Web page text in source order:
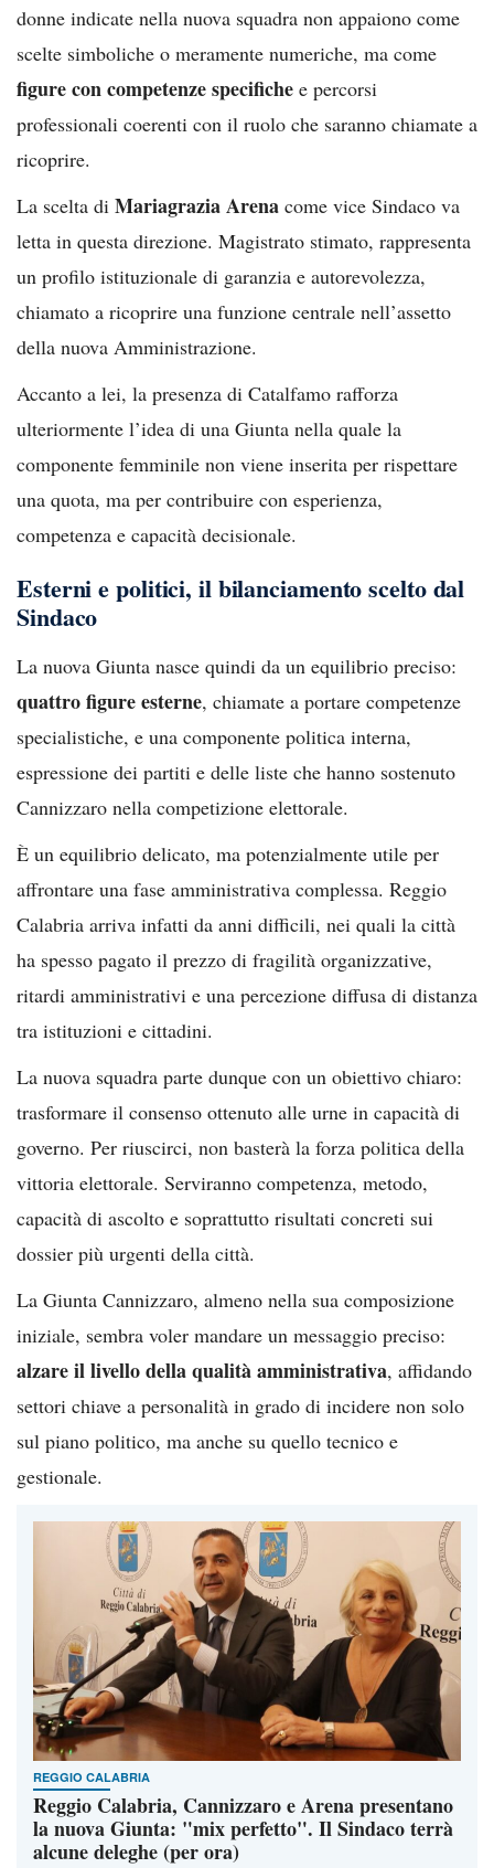
donne indicate nella nuova squadra non appaiono come
scelte simboliche o meramente numeriche, ma come
figure con competenze specifiche e percorsi
professionali coerenti con il ruolo che saranno chiamate a
ricoprire.
La scelta di Mariagrazia Arena come vice Sindaco va
letta in questa direzione. Magistrato stimato, rappresenta
un profilo istituzionale di garanzia e autorevolezza,
chiamato a ricoprire una funzione centrale nell’assetto
della nuova Amministrazione.
Accanto a lei, la presenza di Catalfamo rafforza
ulteriormente l’idea di una Giunta nella quale la
componente femminile non viene inserita per rispettare
una quota, ma per contribuire con esperienza,
competenza e capacità decisionale.
Esterni e politici, il bilanciamento scelto dal
Sindaco
La nuova Giunta nasce quindi da un equilibrio preciso:
quattro figure esterne, chiamate a portare competenze
specialistiche, e una componente politica interna,
espressione dei partiti e delle liste che hanno sostenuto
Cannizzaro nella competizione elettorale.
È un equilibrio delicato, ma potenzialmente utile per
affrontare una fase amministrativa complessa. Reggio
Calabria arriva infatti da anni difficili, nei quali la città
ha spesso pagato il prezzo di fragilità organizzative,
ritardi amministrativi e una percezione diffusa di distanza
tra istituzioni e cittadini.
La nuova squadra parte dunque con un obiettivo chiaro:
trasformare il consenso ottenuto alle urne in capacità di
governo. Per riuscirci, non basterà la forza politica della
vittoria elettorale. Serviranno competenza, metodo,
capacità di ascolto e soprattutto risultati concreti sui
dossier più urgenti della città.
La Giunta Cannizzaro, almeno nella sua composizione
iniziale, sembra voler mandare un messaggio preciso:
alzare il livello della qualità amministrativa, affidando
settori chiave a personalità in grado di incidere non solo
sul piano politico, ma anche su quello tecnico e
gestionale.
REGGIO CALABRIA
Reggio Calabria, Cannizzaro e Arena presentano
la nuova Giunta: "mix perfetto". Il Sindaco terrà
alcune deleghe (per ora)